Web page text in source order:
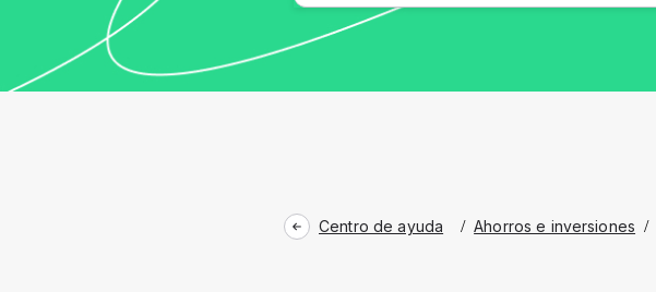
Centro de ayuda / Ahorros e inversiones /